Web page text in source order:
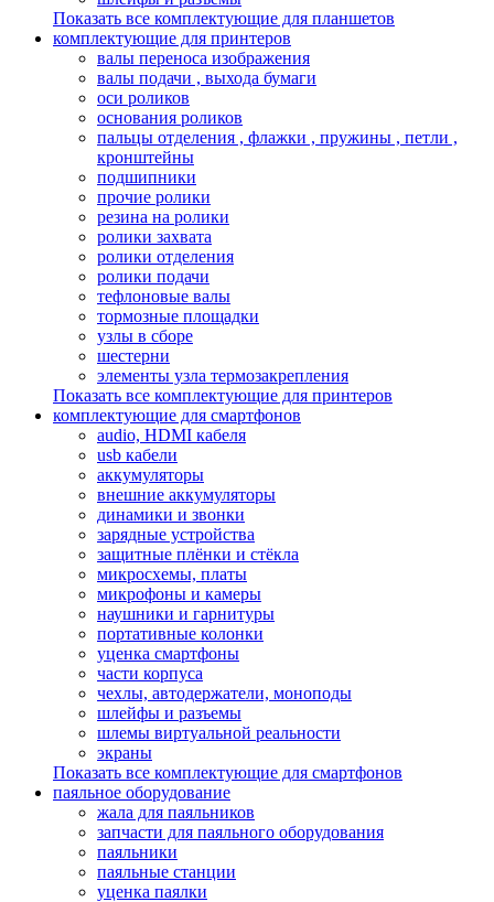
Показать все комплектующие для планшетов
комплектующие для принтеров
валы переноса изображения
валы подачи , выхода бумаги
оси роликов
основания роликов
пальцы отделения , флажки , пружины , петли ,
кронштейны
подшипники
прочие ролики
резина на ролики
ролики захвата
ролики отделения
ролики подачи
тефлоновые валы
тормозные площадки
узлы в сборе
шестерни
элементы узла термозакрепления
Показать все комплектующие для принтеров
комплектующие для смартфонов
audio, HDMI кабеля
usb кабели
аккумуляторы
внешние аккумуляторы
динамики и звонки
зарядные устройства
защитные плёнки и стёкла
микросхемы, платы
микрофоны и камеры
наушники и гарнитуры
портативные колонки
уценка смартфоны
части корпуса
чехлы, автодержатели, моноподы
шлейфы и разъемы
шлемы виртуальной реальности
экраны
Показать все комплектующие для смартфонов
паяльное оборудование
жала для паяльников
запчасти для паяльного оборудования
паяльники
паяльные станции
уценка паялки